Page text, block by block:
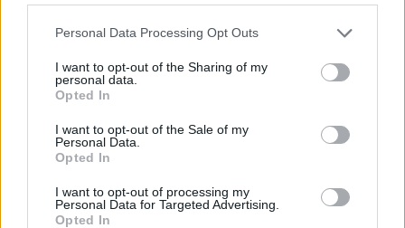
negar su consentimiento. Tenga en cuenta que algún
de su consentimiento, pero usted tiene el derecho de
rechazar tal procesamiento. Sus preferencias se aplicarán
cualquier momento entrando de nuevo en este sitio web o
visitando nuestra política de privacidad.
Personal Data Processing Opt Outs
I want to opt-out of the Sharing of my
personal data.
Opted In
I want to opt-out of the Sale of my
Personal Data.
Opted In
I want to opt-out of processing my
Personal Data for Targeted Advertising.
Opted In